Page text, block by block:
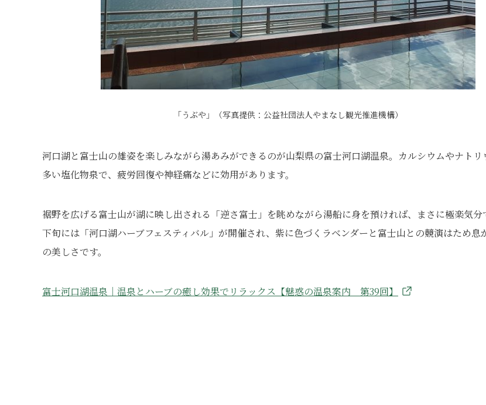
「うぶや」（写真提供：公益社団法人やまなし観光推進機構）
河口湖と富士山の雄姿を楽しみながら湯あみができるのが山梨県の富士河口湖温泉。カルシウムやナトリ
多い塩化物泉で、疲労回復や神経痛などに効用があります。
裾野を広げる富士山が湖に映し出される「逆さ富士」を眺めながら湯船に身を預ければ、まさに極楽気分
下旬には「河口湖ハーブフェスティバル」が開催され、紫に色づくラベンダーと富士山との競演はため息
の美しさです。
富士河口湖温泉｜温泉とハーブの癒し効果でリラックス【魅惑の温泉案内 第39回】